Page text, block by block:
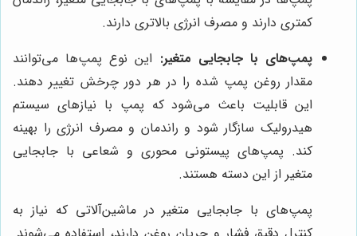
کمتری دارند و مصرف انرژی بالاتری دارند.
پمپ‌های با جابجایی متغیر: این نوع پمپ‌ها می‌توانند
مقدار روغن پمپ شده را در هر دور چرخش تغییر دهند.
این قابلیت باعث می‌شود که پمپ با نیازهای سیستم
هیدرولیک سازگار شود و راندمان و مصرف انرژی را بهینه
کند. پمپ‌های پیستونی محوری و شعاعی با جابجایی
متغیر از این دسته هستند.
پمپ‌های با جابجایی متغیر در ماشین‌آلاتی که نیاز به